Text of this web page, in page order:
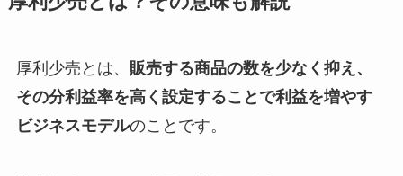
厚利少売とは、 販売する商品の数を少なく抑え、
その分利益率を高く設定することで利益を増やす
ビジネスモデルのことです。